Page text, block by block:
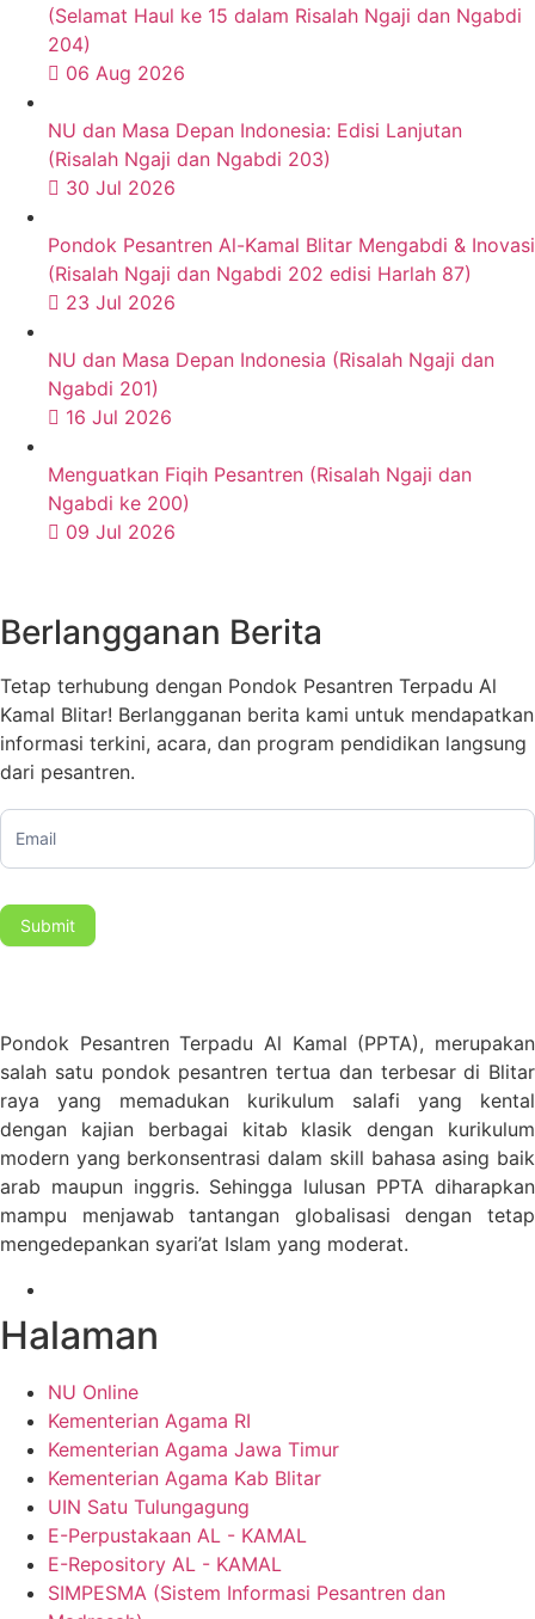
(Selamat Haul ke 15 dalam Risalah Ngaji dan Ngabdi
204)
06 Aug 2026
NU dan Masa Depan Indonesia: Edisi Lanjutan
(Risalah Ngaji dan Ngabdi 203)
30 Jul 2026
Pondok Pesantren Al-Kamal Blitar Mengabdi & Inovasi
(Risalah Ngaji dan Ngabdi 202 edisi Harlah 87)
23 Jul 2026
NU dan Masa Depan Indonesia (Risalah Ngaji dan
Ngabdi 201)
16 Jul 2026
Menguatkan Fiqih Pesantren (Risalah Ngaji dan
Ngabdi ke 200)
09 Jul 2026
Berlangganan Berita
Tetap terhubung dengan Pondok Pesantren Terpadu Al
Kamal Blitar! Berlangganan berita kami untuk mendapatkan
informasi terkini, acara, dan program pendidikan langsung
dari pesantren.
Subscription
Submit
Pondok Pesantren Terpadu Al Kamal (PPTA), merupakan
salah satu pondok pesantren tertua dan terbesar di Blitar
raya yang memadukan kurikulum salafi yang kental
dengan kajian berbagai kitab klasik dengan kurikulum
modern yang berkonsentrasi dalam skill bahasa asing baik
arab maupun inggris. Sehingga lulusan PPTA diharapkan
mampu menjawab tantangan globalisasi dengan tetap
mengedepankan syari’at Islam yang moderat.
Halaman
NU Online
Kementerian Agama RI
Kementerian Agama Jawa Timur
Kementerian Agama Kab Blitar
UIN Satu Tulungagung
E-Perpustakaan AL - KAMAL
E-Repository AL - KAMAL
SIMPESMA (Sistem Informasi Pesantren dan